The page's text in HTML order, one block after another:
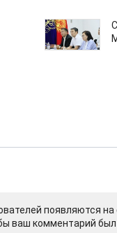
появляются на
ваш комментарий был